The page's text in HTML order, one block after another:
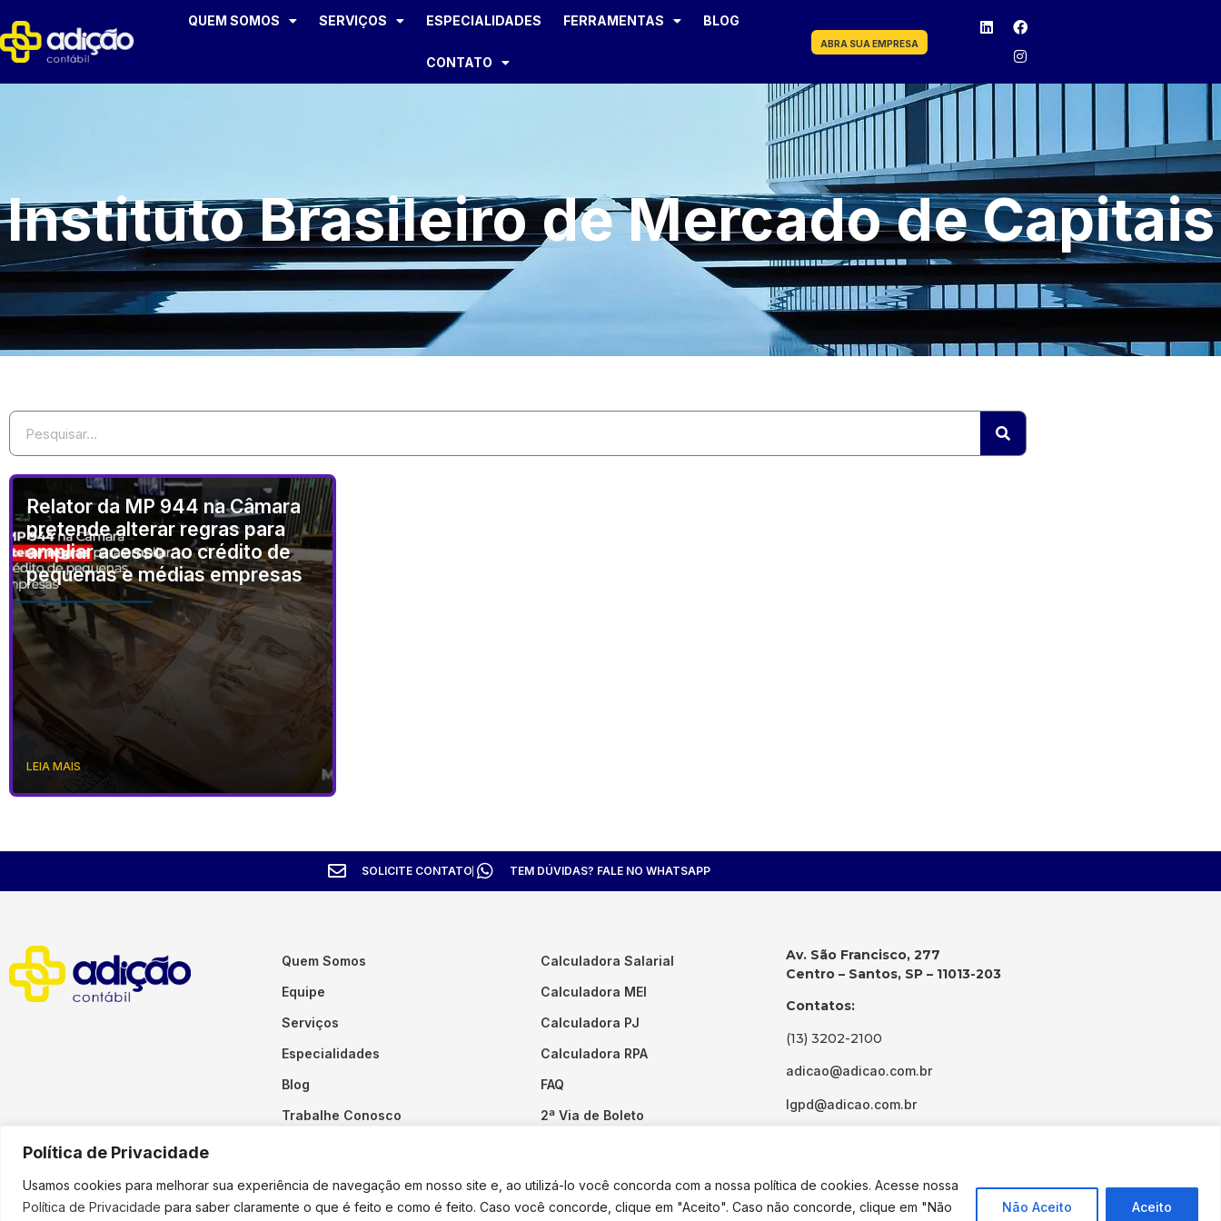
Política de Privacidade
Usamos cookies para melhorar sua experiência de navegação em nosso site e, ao utilizá-lo você concorda com a nossa política de cookies. Acesse nossa
Política de Privacidade para saber claramente o que é feito e como é feito. Caso você concorde, clique em "Aceito". Caso não concorde, clique em "Não
Não Aceito Aceito
QUEM SOMOS SERVIÇOS ESPECIALIDADES FERRAMENTAS BLOG
CONTATO
ABRA SUA EMPRESA
Instituto Brasileiro de Mercado de Capitais
Relator da MP 944 na Câmara
pretende alterar regras para
ampliar acesso ao crédito de
pequenas e médias empresas
LEIA MAIS
SOLICITE CONTATO TEM DÚVIDAS? FALE NO WHATSAPP
Quem Somos
Equipe
Serviços
Especialidades
Blog
Trabalhe Conosco
Calculadora Salarial
Calculadora MEI
Calculadora PJ
Calculadora RPA
FAQ
2ª Via de Boleto
Av. São Francisco, 277
Centro – Santos, SP – 11013-203
Contatos:
(13) 3202-2100
adicao@adicao.com.br
lgpd@adicao.com.br